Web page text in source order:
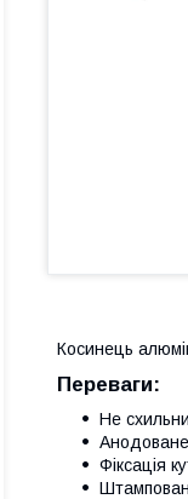
Косинець
Переваги:
Не
Анодоване
Фіксація